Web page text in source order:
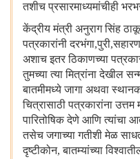
तशीच प्रसारमाध्यमांचीही
केंद्रीय मंत्री अनुराग सिंह
पत्रकारांनी दरभंगा,पुरी,
अशाच इतर ठिकाणच्या
तुमच्या त्या मित्रांना देखील
बातमीमध्ये जागा अथवा
चित्रासाठी पत्रकारांना
पारितोषिक देणे आणि त्यांचा
तसेच जगाच्या गतीशी मेळ
दृष्टीकोन,बातम्यांच्या